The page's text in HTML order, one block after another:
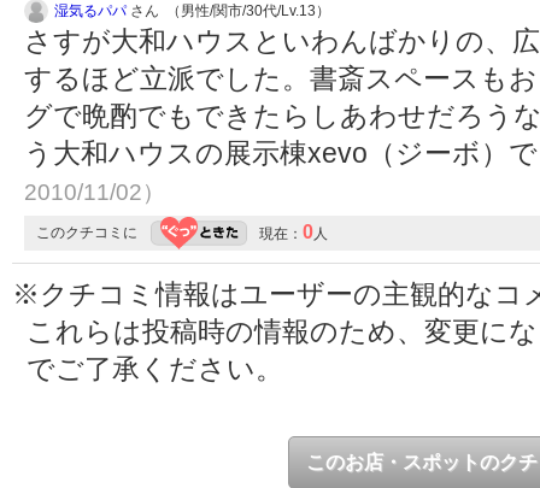
湿気るパパさん （男性/関市/30代/Lv.13）
さすが大和ハウスといわんばかりの、
するほど立派でした。書斎スペースも
グで晩酌でもできたらしあわせだろう
う大和ハウスの展示棟xevo（ジーボ）
2010/11/02）
このクチコミに 現在： 0人
※クチコミ情報はユーザーの主観的なコ
これらは投稿時の情報のため、変更に
でご了承ください。
このお店・スポットのク